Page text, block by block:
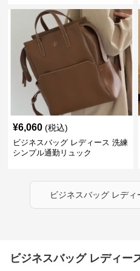
¥6,060 (税込)
ビジネスバッグ レディース 洗練
シンプル通勤リュック
ビジネスバッグ レディ
ビジネスバッグ レディー